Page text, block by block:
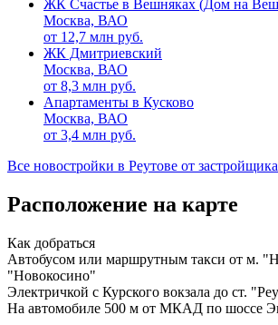
ЖК Счастье в Вешняках (Дом на
Москва, ВАО
от 12,7 млн руб.
ЖК Дмитриевский
Москва, ВАО
от 8,3 млн руб.
Апартаменты в Кусково
Москва, ВАО
от 3,4 млн руб.
Все новостройки в Реутове от застройщика
Расположение на карте
Как добраться
Автобусом или маршрутным такси от м.
"Новокосино"
Электричкой с Курского вокзала до ст.
На автомобиле 500 м от МКАД по шоссе